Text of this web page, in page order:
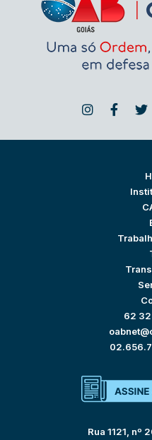
62
Rua 1121, nº